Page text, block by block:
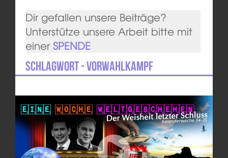
Dir gefallen unsere Beiträge?
Unterstütze unsere Arbeit bitte mit
einer SPENDE
Schlagwort - Vorwahlkampf